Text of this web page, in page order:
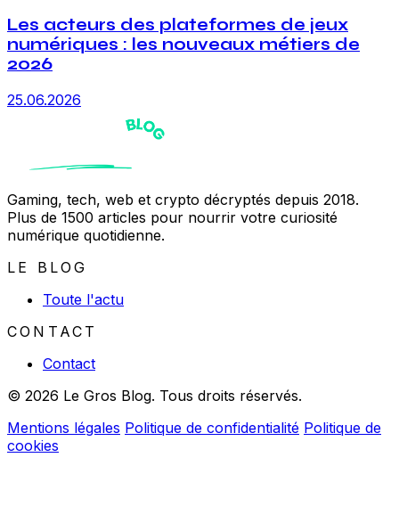
Les acteurs des plateformes de jeux
numériques : les nouveaux métiers de
2026
25.06.2026
Gaming, tech, web et crypto décryptés depuis 2018.
Plus de 1500 articles pour nourrir votre curiosité
numérique quotidienne.
LE BLOG
Toute l'actu
CONTACT
Contact
© 2026 Le Gros Blog. Tous droits réservés.
Mentions légales Politique de confidentialité Politique de
cookies